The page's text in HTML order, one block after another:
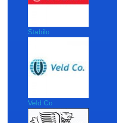
Stabilo
Veld Co